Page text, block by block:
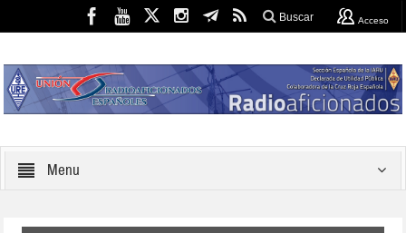
Buscar Acceso
Menu